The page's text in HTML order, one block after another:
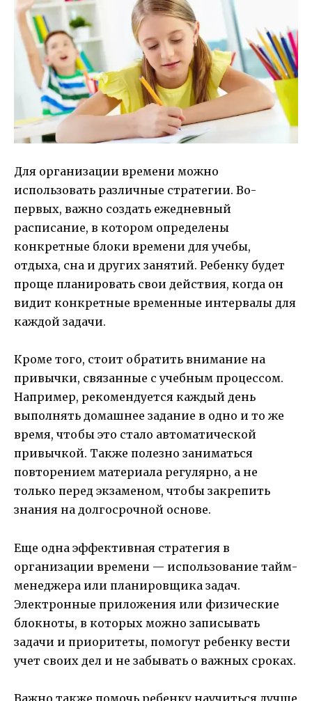
Для организации времени можно
использовать различные стратегии. Во-
первых, важно создать ежедневный
расписание, в котором определены
конкретные блоки времени для учебы,
отдыха, сна и других занятий. Ребенку будет
проще планировать свои действия, когда он
видит конкретные временные интервалы для
каждой задачи.
Кроме того, стоит обратить внимание на
привычки, связанные с учебным процессом.
Например, рекомендуется каждый день
выполнять домашнее задание в одно и то же
время, чтобы это стало автоматической
привычкой. Также полезно заниматься
повторением материала регулярно, а не
только перед экзаменом, чтобы закрепить
знания на долгосрочной основе.
Еще одна эффективная стратегия в
организации времени — использование тайм-
менеджера или планировщика задач.
Электронные приложения или физические
блокноты, в которых можно записывать
задачи и приоритеты, помогут ребенку вести
учет своих дел и не забывать о важных сроках.
Важно также помочь ребенку научиться лучше